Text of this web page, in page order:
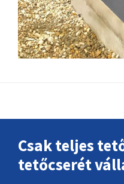
Csak teljes
tetőcserét